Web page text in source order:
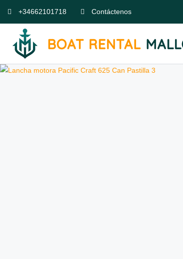
+34662101718 Contáctenos